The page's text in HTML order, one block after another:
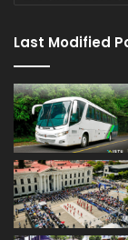
Last Modified